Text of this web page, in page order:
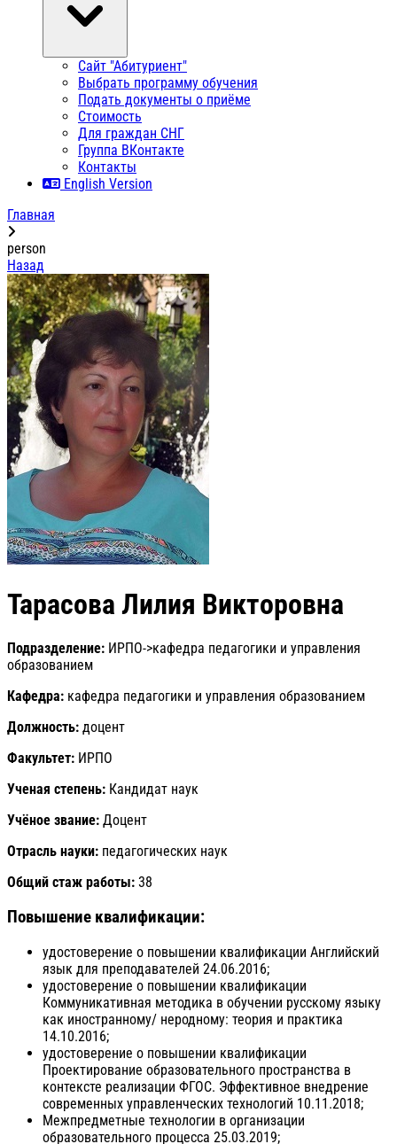
Сайт "Абитуриент"
Выбрать программу обучения
Подать документы о приёме
Стоимость
Для граждан СНГ
Группа ВКонтакте
Контакты
English Version
Главная
person
Назад
Тарасова Лилия Викторовна
Подразделение: ИРПО->кафедра педагогики и управления
образованием
Кафедра: кафедра педагогики и управления образованием
Должность: доцент
Факультет: ИРПО
Ученая степень: Кандидат наук
Учёное звание: Доцент
Отрасль науки: педагогических наук
Общий стаж работы: 38
Повышение квалификации:
удостоверение о повышении квалификации Английский
язык для преподавателей 24.06.2016;
удостоверение о повышении квалификации
Коммуникативная методика в обучении русскому языку
как иностранному/ неродному: теория и практика
14.10.2016;
удостоверение о повышении квалификации
Проектирование образовательного пространства в
контексте реализации ФГОС. Эффективное внедрение
современных управленческих технологий 10.11.2018;
Межпредметные технологии в организации
образовательного процесса 25.03.2019;